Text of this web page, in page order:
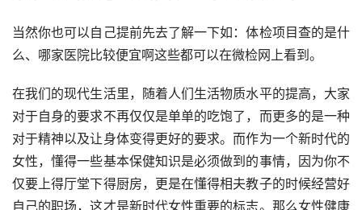
当然你也可以自己提前先去了解一下如：体检项目查的是什
么、哪家医院比较便宜啊这些都可以在微检网上看到。
在我们的现代生活里，随着人们生活物质水平的提高，大家
对于自身的要求不再仅仅是单单的吃饱了，而更多的是一种
对于精神以及让身体变得更好的要求。而作为一个新时代的
女性，懂得一些基本保健知识是必须做到的事情，因为你不
仅要上得厅堂下得厨房，更是在懂得相夫教子的时候经营好
自己的职场，这才是新时代女性重要的标志。那么女性健康